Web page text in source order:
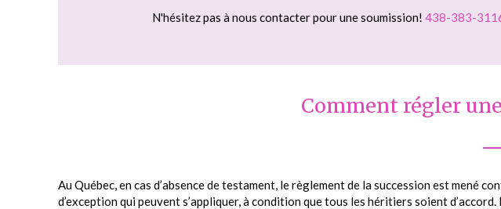
N'hésitez pas à nous contacter pour une soumission! 438-383-
Comment régler
Au Québec, en cas d’absence de testament, le règlement de la succession est mené
d’exception qui peuvent s’appliquer, à condition que tous les héritiers soient